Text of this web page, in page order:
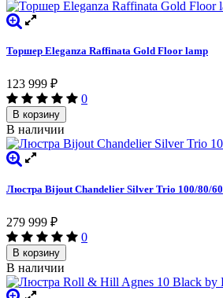
Торшер Eleganza Raffinata Gold Floor lamp
123 999 ₽
0
В корзину
В наличии
Люстра Bijout Chandelier Silver Trio 100/80/60
279 999 ₽
0
В корзину
В наличии